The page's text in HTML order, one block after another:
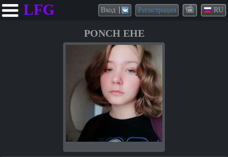
LFG Вход Регистрация RU
PONCH EHE